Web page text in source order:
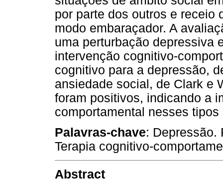
por parte dos outros e receio
modo embaraçador. A
uma perturbação depressiva
intervenção cognitivo-
cognitivo para a depressão,
ansiedade social, de Clark e
foram positivos, indicando a
comportamental nesses
Palavras-chave: Depressão.
Terapia cognitivo-
Abstract